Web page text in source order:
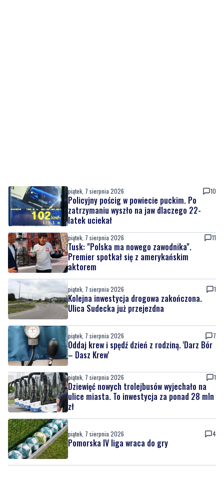
piątek, 7 sierpnia 2026 10
Policyjny pościg w powiecie puckim. Po
zatrzymaniu wyszło na jaw dlaczego 22-
latek uciekał
piątek, 7 sierpnia 2026 11
Tusk: "Polska ma nowego zawodnika".
Premier spotkał się z amerykańskim
aktorem
piątek, 7 sierpnia 2026 1
Kolejna inwestycja drogowa zakończona.
Ulica Sudecka już przejezdna
piątek, 7 sierpnia 2026 7
Oddaj krew i spędź dzień z rodziną. 'Darz Bór
– Dasz Krew'
piątek, 7 sierpnia 2026 1
Dziewięć nowych trolejbusów wyjechało na
ulice miasta. To inwestycja za ponad 28 mln
zł
piątek, 7 sierpnia 2026 4
Pomorska IV liga wraca do gry